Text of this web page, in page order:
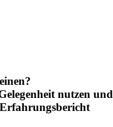
nutzen und